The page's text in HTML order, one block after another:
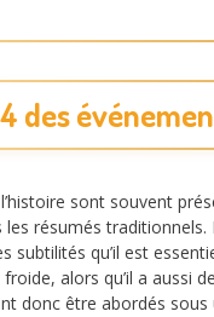
des
sont souvent
résumés
subtilités qu’il est
alors qu’il a aussi
donc être abordés